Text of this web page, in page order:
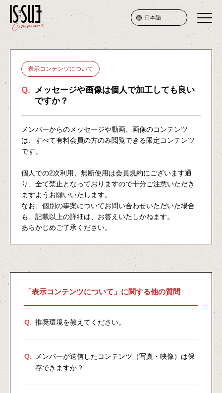
SERVICE
PRICE
FAQ
JOIN
LOGIN
日本語
表示コンテンツについて
Q. メッセージや画像は個人で加工しても良い
ですか？
メンバーからのメッセージや動画、画像のコンテンツ
は、すべて有料会員の方のみ閲覧できる限定コンテンツ
です。
個人での2次利用、無断使用は会員規約にございます通
り、全て禁止となっておりますので十分ご注意いただき
ますようお願いいたします。
なお、個別の事案についてお問い合わせいただいた場合
も、記載以上の詳細は、お答えいたしかねます。
あらかじめご了承ください。
「表示コンテンツについて」に関する他の質問
Q. 推奨環境を教えてください。
Q.
メンバーが送信したコンテンツ（写真・映像）は保
存できますか？